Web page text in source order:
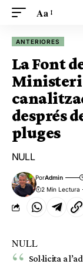
Aa
ANTERIORES
La Font
Ministeri
després
pluges
NULL
PorAdmin
2 Min Lectura
NULL
Sol·licita a